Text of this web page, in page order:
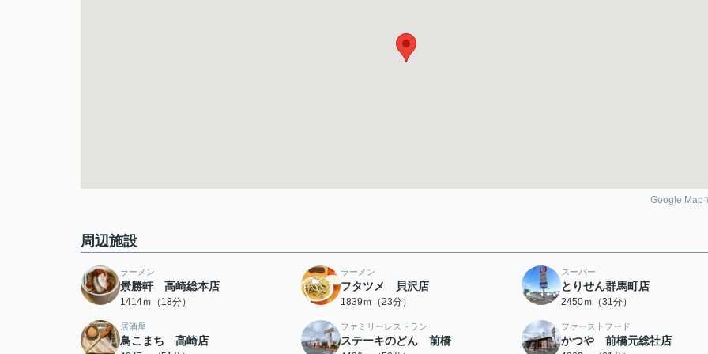
Google Map
周辺施設
ラーメン
景勝軒 高崎総本店
1414ｍ（18分）
ラーメン
フタツメ 貝沢店
1839ｍ（23分）
スーパー
とりせん群馬町店
2450ｍ（31分）
居酒屋
鳥こまち 高崎店
ファミリーレストラン
ステーキのどん 前橋
ファーストフード
かつや 前橋元総社店